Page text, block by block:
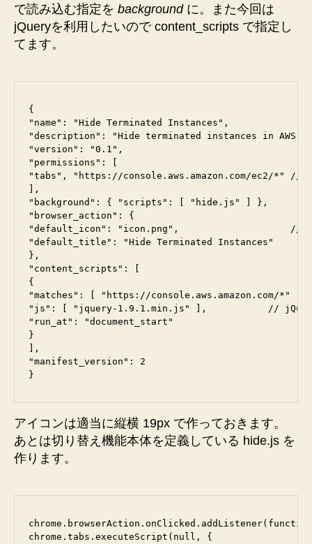
で読み込む指定を backgroundに。また今回は
jQueryを利用したいので content_scripts で指定し
てます。
{
"name": "Hide Terminated Instances",
"description": "Hide terminated instances in AWS
"version": "0.1",
"permissions": [
"tabs", "https://console.aws.amazon.com/ec2/*" // EC2
],
"background": { "scripts": [ "hide.js" ] },      // 自作の
"browser_action": {
"default_icon": "icon.png",                    // アイコ
"default_title": "Hide Terminated Instances"
},
"content_scripts": [
{
"matches": [ "https://console.aws.amazon.com/*" ],
"js": [ "jquery-1.9.1.min.js" ],           // jQuery
"run_at": "document_start"
}
],
"manifest_version": 2
アイコンは適当に縦横 19px で作っておきます。
あとは切り替え機能本体を定義している hide.js を
作ります。
chrome.tabs.executeScript(null, {